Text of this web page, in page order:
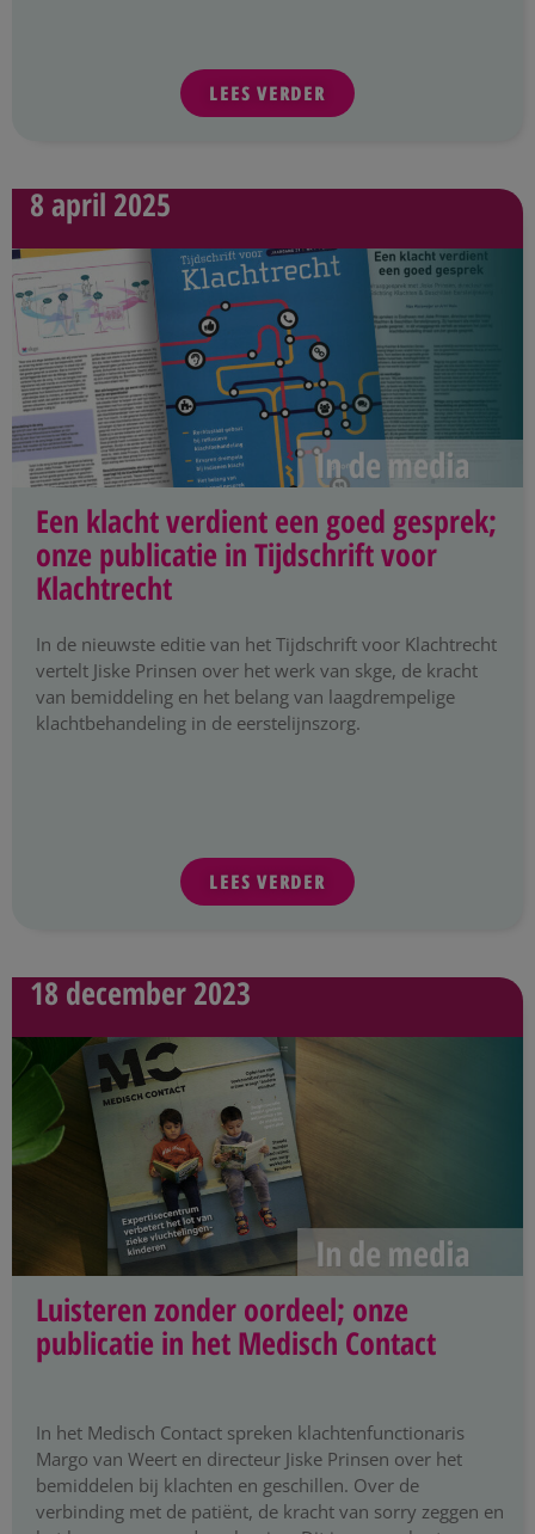
LEES VERDER
8 april 2025
Een klacht verdient een goed gesprek;
onze publicatie in Tijdschrift voor
Klachtrecht
In de nieuwste editie van het Tijdschrift voor Klachtrecht
vertelt Jiske Prinsen over het werk van skge, de kracht
van bemiddeling en het belang van laagdrempelige
klachtbehandeling in de eerstelijnszorg.
LEES VERDER
18 december 2023
Luisteren zonder oordeel; onze
publicatie in het Medisch Contact
In het Medisch Contact spreken klachtenfunctionaris
Margo van Weert en directeur Jiske Prinsen over het
bemiddelen bij klachten en geschillen. Over de
verbinding met de patiënt, de kracht van sorry zeggen en